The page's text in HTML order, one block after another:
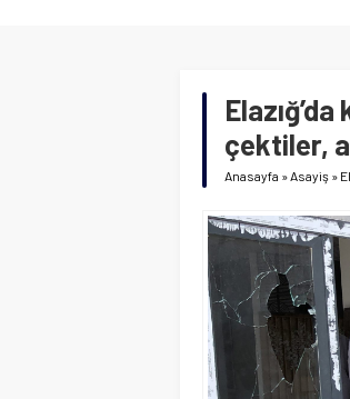
çektiler,
Anasayfa »Asayiş »